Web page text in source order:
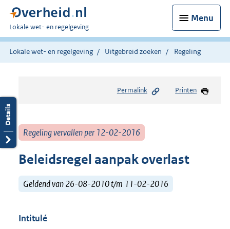
Menu
U
bent
hier:
Lokale wet- en regelgeving
Lokale wet- en regelgeving Uitgebreid zoeken Regeling
Permalink Printen
Regeling vervallen per 12-02-2016
Beleidsregel aanpak overlast
Geldend van 26-08-2010 t/m 11-02-2016
Intitulé